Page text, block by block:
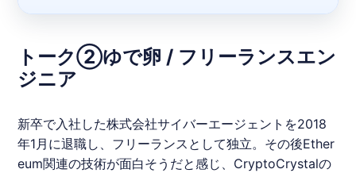
トーク②ゆで卵 / フリーランスエン
ジニア
新卒で入社した株式会社サイバーエージェントを2018
年1月に退職し、フリーランスとして独立。その後Ether
eum関連の技術が面白そうだと感じ、CryptoCrystalの